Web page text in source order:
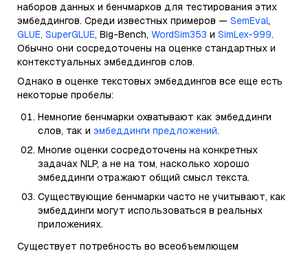
наборов данных и бенчмарков для тестирования этих
эмбеддингов. Среди известных примеров — SemEval,
GLUE, SuperGLUE, Big-Bench, WordSim353 и SimLex-999.
Обычно они сосредоточены на оценке стандартных и
контекстуальных эмбеддингов слов.
Однако в оценке текстовых эмбеддингов все еще есть
некоторые пробелы:
Немногие бенчмарки охватывают как эмбеддинги
слов, так и эмбеддинги предложений.
Многие оценки сосредоточены на конкретных
задачах NLP, а не на том, насколько хорошо
эмбеддинги отражают общий смысл текста.
Существующие бенчмарки часто не учитывают, как
эмбеддинги могут использоваться в реальных
приложениях.
Существует потребность во всеобъемлющем